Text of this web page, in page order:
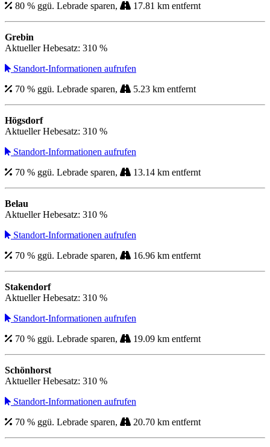
80 % ggü. Lebrade sparen,
17.81 km entfernt
Grebin
Aktueller Hebesatz: 310 %
Standort-Informationen aufrufen
70 % ggü. Lebrade sparen,
5.23 km entfernt
Högsdorf
Aktueller Hebesatz: 310 %
Standort-Informationen aufrufen
70 % ggü. Lebrade sparen,
13.14 km entfernt
Belau
Aktueller Hebesatz: 310 %
Standort-Informationen aufrufen
70 % ggü. Lebrade sparen,
16.96 km entfernt
Stakendorf
Aktueller Hebesatz: 310 %
Standort-Informationen aufrufen
70 % ggü. Lebrade sparen,
19.09 km entfernt
Schönhorst
Aktueller Hebesatz: 310 %
Standort-Informationen aufrufen
70 % ggü. Lebrade sparen,
20.70 km entfernt